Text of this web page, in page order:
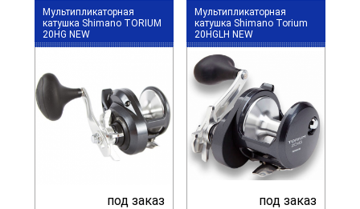
Мультипликаторная
катушка Shimano TORIUM
20HG NEW
под заказ
Мультипликаторная
катушка Shimano Torium
20HGLH NEW
под заказ